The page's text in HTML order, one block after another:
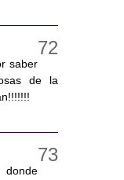
saber
de la